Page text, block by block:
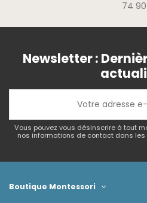
74 90
Newsletter :
Vous pouvez vous désinscrire à tout
nos informations de contact dans
Boutique Montessori